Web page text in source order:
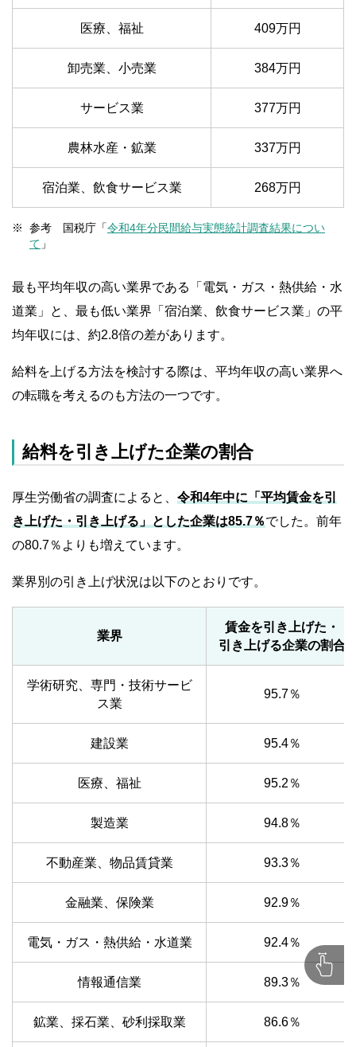
医療、福祉 409万円
卸売業、小売業 384万円
サービス業 377万円
農林水産・鉱業 337万円
宿泊業、飲食サービス業 268万円
参考 国税庁「令和4年分民間給与実態統計調査結果につい
て 」
最も平均年収の高い業界である「電気・ガス・熱供給・水
道業」と、最も低い業界「宿泊業、飲食サービス業」の平
均年収には、約2.8倍の差があります。
給料を上げる方法を検討する際は、平均年収の高い業界へ
の転職を考えるのも方法の一つです。
給料を引き上げた企業の割合
厚生労働省の調査によると、 令和4年中に「平均賃金を引
き上げた・引き上げる」とした企業は85.7％でした。前年
の80.7％よりも増えています。
業界別の引き上げ状況は以下のとおりです。
業界
賃金を引き上げた・
引き上げる企業の割合
学術研究、専門・技術サービ
ス業
95.7％
建設業 95.4％
医療、福祉 95.2％
製造業 94.8％
不動産業、物品賃貸業 93.3％
金融業、保険業 92.9％
電気・ガス・熱供給・水道業 92.4％
情報通信業 89.3％
鉱業、採石業、砂利採取業 86.6％